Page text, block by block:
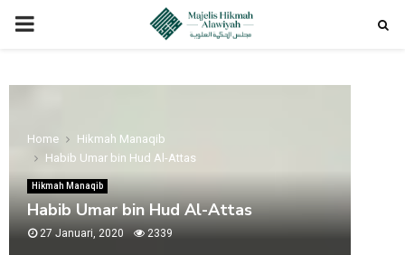
PRIMARY
Home
Hikmah Manaqib
Habib Umar bin Hud Al-Attas
Hikmah Manaqib
Habib Umar bin Hud Al-Attas
27 Januari, 2020 2339